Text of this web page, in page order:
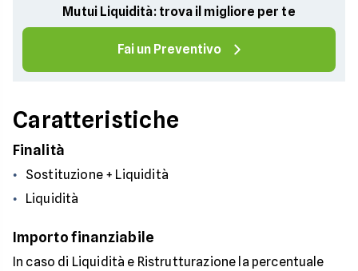
Mutui Liquidità: trova il migliore per te
Fai un Preventivo
Caratteristiche
Finalità
Sostituzione + Liquidità
Liquidità
Importo finanziabile
In caso di Liquidità e Ristrutturazione la percentuale